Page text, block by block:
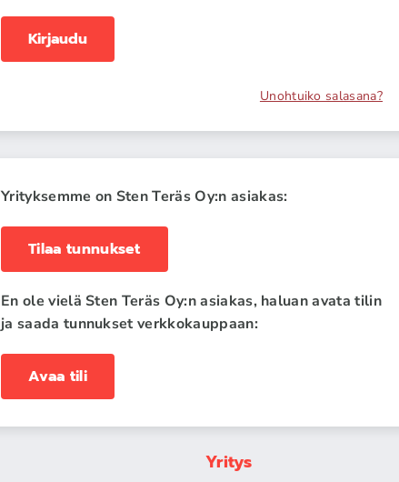
Kirjaudu
Unohtuiko salasana?
Yrityksemme on Sten Teräs Oy:n asiakas:
Tilaa tunnukset
En ole vielä Sten Teräs Oy:n asiakas, haluan avata tilin
ja saada tunnukset verkkokauppaan:
Avaa tili
Yritys